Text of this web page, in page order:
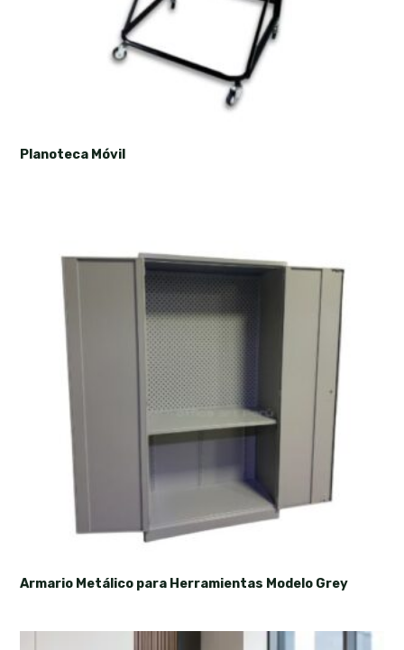
Planoteca Móvil
Armario Metálico para Herramientas Modelo Grey